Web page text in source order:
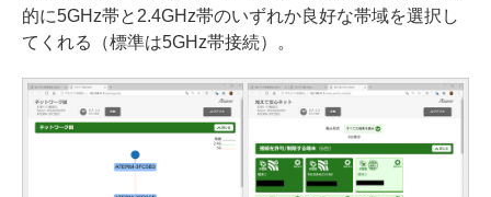
的に5GHz帯と2.4GHz帯のいずれか良好な帯域を選択し
てくれる（標準は5GHz帯接続）。